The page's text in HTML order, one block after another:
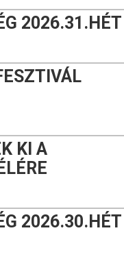
2026.31.HÉT
KI A
2026.30.HÉT